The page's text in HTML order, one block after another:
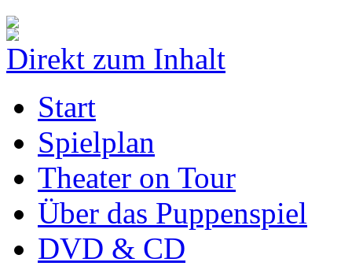
Direkt zum Inhalt
Start
Spielplan
Theater on Tour
Über das Puppenspiel
DVD & CD